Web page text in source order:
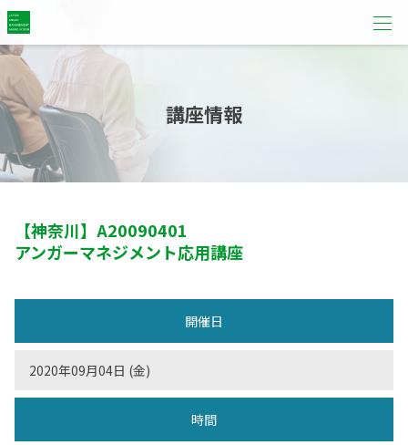
講座情報
【神奈川】 A20090401
アンガーマネジメント応用講座
開催日
2020年09月04日 (金)
時間